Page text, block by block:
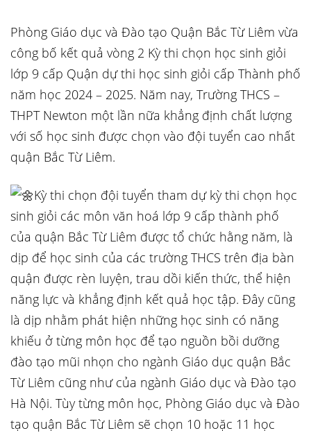
Phòng Giáo dục và Đào tạo Quận Bắc Từ Liêm vừa
công bố kết quả vòng 2 Kỳ thi chọn học sinh giỏi
lớp 9 cấp Quận dự thi học sinh giỏi cấp Thành phố
năm học 2024 – 2025. Năm nay, Trường THCS –
THPT Newton một lần nữa khẳng định chất lượng
với số học sinh được chọn vào đội tuyển cao nhất
quận Bắc Từ Liêm.
Kỳ thi chọn đội tuyển tham dự kỳ thi chọn học
sinh giỏi các môn văn hoá lớp 9 cấp thành phố
của quận Bắc Từ Liêm được tổ chức hằng năm, là
dịp để học sinh của các trường THCS trên địa bàn
quận được rèn luyện, trau dồi kiến thức, thể hiện
năng lực và khẳng định kết quả học tập. Đây cũng
là dịp nhằm phát hiện những học sinh có năng
khiếu ở từng môn học để tạo nguồn bồi dưỡng
đào tạo mũi nhọn cho ngành Giáo dục quận Bắc
Từ Liêm cũng như của ngành Giáo dục và Đào tạo
Hà Nội. Tùy từng môn học, Phòng Giáo dục và Đào
tạo quận Bắc Từ Liêm sẽ chọn 10 hoặc 11 học